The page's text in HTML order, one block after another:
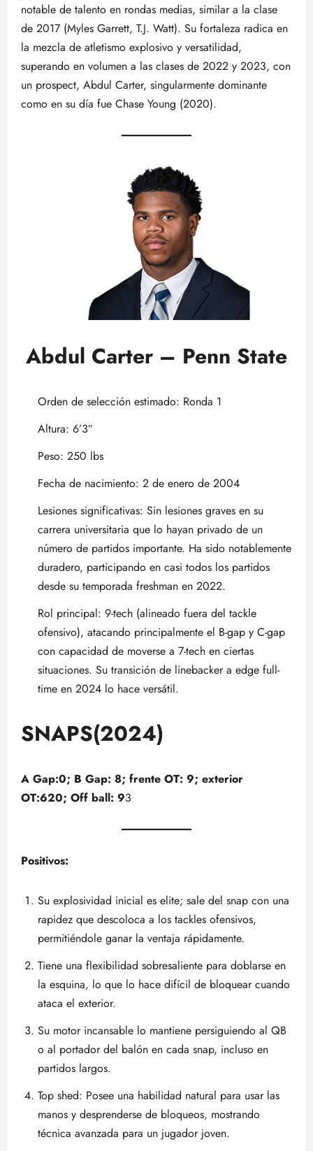
notable de talento en rondas medias, similar a la clase
de 2017 (Myles Garrett, T.J. Watt). Su fortaleza radica en
la mezcla de atletismo explosivo y versatilidad,
superando en volumen a las clases de 2022 y 2023, con
un prospect, Abdul Carter, singularmente dominante
como en su día fue Chase Young (2020).
Abdul Carter – Penn State
Orden de selección estimado: Ronda 1
Altura: 6’3″
Peso: 250 lbs
Fecha de nacimiento: 2 de enero de 2004
Lesiones significativas: Sin lesiones graves en su
carrera universitaria que lo hayan privado de un
número de partidos importante. Ha sido notablemente
duradero, participando en casi todos los partidos
desde su temporada freshman en 2022.
Rol principal: 9-tech (alineado fuera del tackle
ofensivo), atacando principalmente el B-gap y C-gap
con capacidad de moverse a 7-tech en ciertas
situaciones. Su transición de linebacker a edge full-
time en 2024 lo hace versátil.
SNAPS(2024)
A Gap:0; B Gap: 8; frente OT: 9; exterior
OT:620; Off ball: 93
Positivos:
Su explosividad inicial es elite; sale del snap con una
rapidez que descoloca a los tackles ofensivos,
permitiéndole ganar la ventaja rápidamente.
Tiene una flexibilidad sobresaliente para doblarse en
la esquina, lo que lo hace difícil de bloquear cuando
ataca el exterior.
Su motor incansable lo mantiene persiguiendo al QB
o al portador del balón en cada snap, incluso en
partidos largos.
Top shed: Posee una habilidad natural para usar las
manos y desprenderse de bloqueos, mostrando
técnica avanzada para un jugador joven.